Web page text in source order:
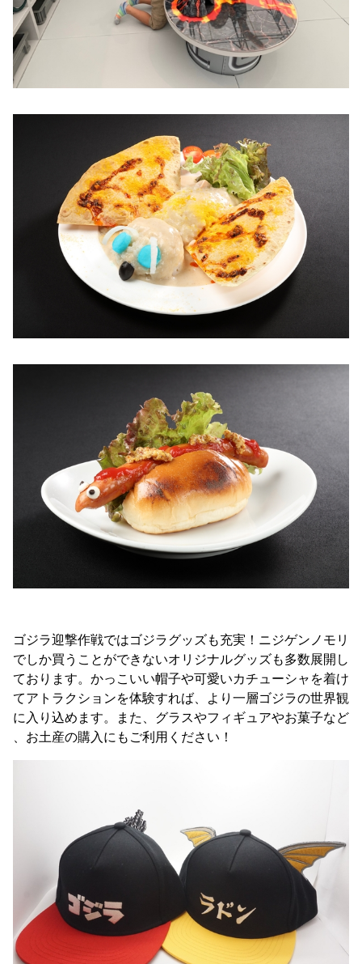
ゴジラ迎撃作戦ではゴジラグッズも充実！ニジゲンノモリ
でしか買うことができないオリジナルグッズも多数展開し
ております。かっこいい帽子や可愛いカチューシャを着け
てアトラクションを体験すれば、より一層ゴジラの世界観
に入り込めます。また、グラスやフィギュアやお菓子など
、お土産の購入にもご利用ください！